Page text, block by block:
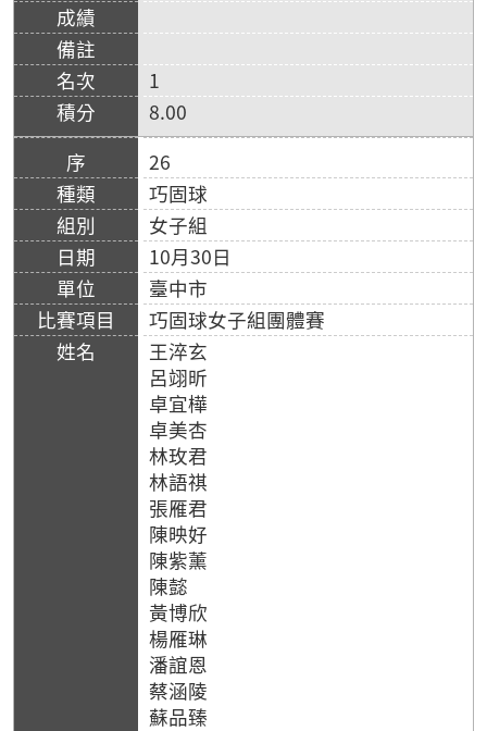
1
8.00
26
巧固球
女子組
10月30日
臺中市
巧固球女子組團體賽
王淬玄
呂翊昕
卓宜樺
卓美杏
林玫君
林語祺
張雁君
陳映好
陳紫薰
陳懿
黃博欣
楊雁琳
潘誼恩
蔡涵陵
蘇品臻